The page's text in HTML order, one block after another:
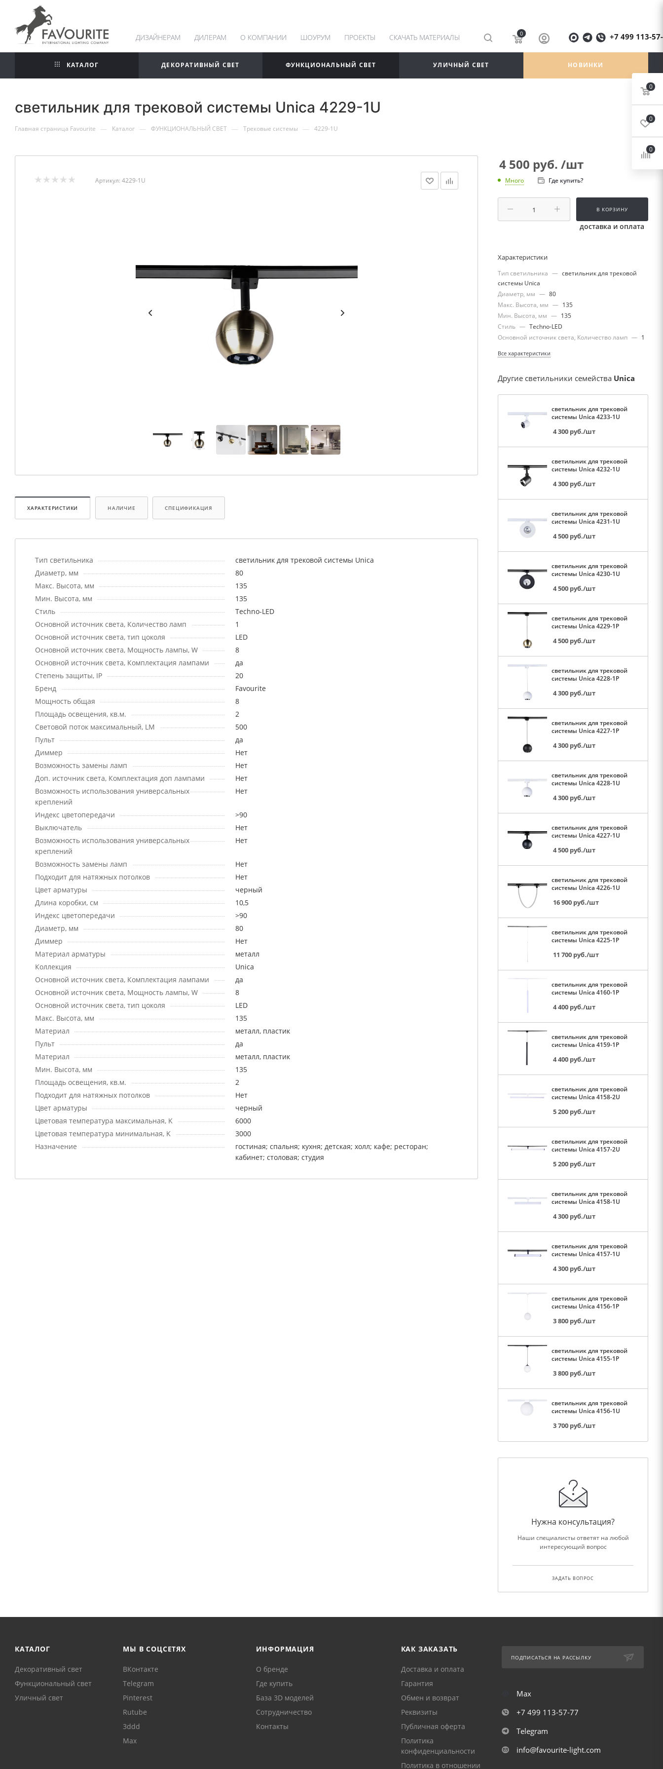
ДИЗАЙНЕРАМ ДИЛЕРАМ О КОМПАНИИ ШОУРУМ ПРОЕКТЫ СКАЧАТЬ МАТЕРИАЛЫ 0 +7 499 113-
КАТАЛОГ ДЕКОРАТИВНЫЙ СВЕТ ФУНКЦИОНАЛЬНЫЙ СВЕТ УЛИЧНЫЙ СВЕТ НОВИНКИ
светильник для трековой системы Unica 4229-1U
Главная страница Favourite — Каталог — ФУНКЦИОНАЛЬНЫЙ СВЕТ — Трековые системы — 4229-1U
Артикул: 4229-1U
ХАРАКТЕРИСТИКИ НАЛИЧИЕ СПЕЦИФИКАЦИЯ
Тип светильника
светильник для трековой системы Unica
Диаметр, мм
80
Макс. Высота, мм
135
Мин. Высота, мм
135
Стиль
Techno-LED
Основной источник света, Количество ламп
1
Основной источник света, тип цоколя
LED
Основной источник света, Мощность лампы, W
8
Основной источник света, Комплектация лампами
да
Степень защиты, IP
20
Бренд
Favourite
Мощность общая
8
Площадь освещения, кв.м.
2
Световой поток максимальный, LM
500
Пульт
да
Диммер
Нет
Возможность замены ламп
Нет
Доп. источник света, Комплектация доп лампами
Нет
Возможность использования универсальных
креплений
Нет
Индекс цветопередачи
>90
Выключатель
Нет
Возможность использования универсальных
креплений
Нет
Возможность замены ламп
Нет
Подходит для натяжных потолков
Нет
Цвет арматуры
черный
Длина коробки, см
10,5
Индекс цветопередачи
>90
Диаметр, мм
80
Диммер
Нет
Материал арматуры
металл
Коллекция
Unica
Основной источник света, Комплектация лампами
да
Основной источник света, Мощность лампы, W
8
Основной источник света, тип цоколя
LED
Макс. Высота, мм
135
Материал
металл, пластик
Пульт
да
Материал
металл, пластик
Мин. Высота, мм
135
Площадь освещения, кв.м.
2
Подходит для натяжных потолков
Нет
Цвет арматуры
черный
Цветовая температура максимальная, K
6000
Цветовая температура минимальная, K
3000
Назначение
гостиная; спальня; кухня; детская; холл; кафе; ресторан;
кабинет; столовая; студия
4 500 руб. /шт
Много Где купить?
В КОРЗИНУ
доставка и оплата
Характеристики
Тип светильника — светильник для трековой
системы Unica
Диаметр, мм — 80
Макс. Высота, мм — 135
Мин. Высота, мм — 135
Стиль — Techno-LED
Основной источник света, Количество ламп — 1
Все характеристики
Другие светильники семейства Unica
светильник для трековой
системы Unica 4233-1U
4 300 руб./шт
светильник для трековой
системы Unica 4232-1U
4 300 руб./шт
светильник для трековой
системы Unica 4231-1U
4 500 руб./шт
светильник для трековой
системы Unica 4230-1U
4 500 руб./шт
светильник для трековой
системы Unica 4229-1P
4 500 руб./шт
светильник для трековой
системы Unica 4228-1P
4 300 руб./шт
светильник для трековой
системы Unica 4227-1P
4 300 руб./шт
светильник для трековой
системы Unica 4228-1U
4 300 руб./шт
светильник для трековой
системы Unica 4227-1U
4 500 руб./шт
светильник для трековой
системы Unica 4226-1U
16 900 руб./шт
светильник для трековой
системы Unica 4225-1P
11 700 руб./шт
светильник для трековой
системы Unica 4160-1P
4 400 руб./шт
светильник для трековой
системы Unica 4159-1P
4 400 руб./шт
светильник для трековой
системы Unica 4158-2U
5 200 руб./шт
светильник для трековой
системы Unica 4157-2U
5 200 руб./шт
светильник для трековой
системы Unica 4158-1U
4 300 руб./шт
светильник для трековой
системы Unica 4157-1U
4 300 руб./шт
светильник для трековой
системы Unica 4156-1P
3 800 руб./шт
светильник для трековой
системы Unica 4155-1P
3 800 руб./шт
светильник для трековой
системы Unica 4156-1U
3 700 руб./шт
Нужна консультация?
Наши специалисты ответят на любой
интересующий вопрос
ЗАДАТЬ ВОПРОС
КАТАЛОГ
Декоративный свет
Функциональный свет
Уличный свет
МЫ В СОЦСЕТЯХ
ВКонтакте
Telegram
Pinterest
Rutube
3ddd
Max
ИНФОРМАЦИЯ
О бренде
Где купить
База 3D моделей
Сотрудничество
Контакты
КАК ЗАКАЗАТЬ
Доставка и оплата
Гарантия
Обмен и возврат
Реквизиты
Публичная оферта
Политика
конфиденциальности
Политика в отношении
ПОДПИСАТЬСЯ НА РАССЫЛКУ
Max
+7 499 113-57-77
Telegram
info@favourite-light.com
0
0
0